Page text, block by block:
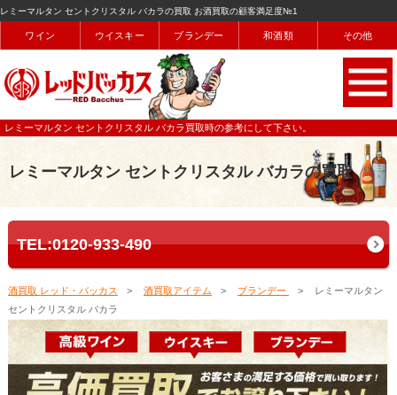
レミーマルタン セントクリスタル バカラの買取 お酒買取の顧客満足度№1
ワイン ウイスキー ブランデー 和酒類 その他
レミーマルタン セントクリスタル バカラ買取時の参考にして下さい。
レミーマルタン セントクリスタル バカラの買取
TEL:0120-933-490
酒買取 レッド・バッカス 酒買取アイテム ブランデー
レミーマルタン
セントクリスタル バカラ